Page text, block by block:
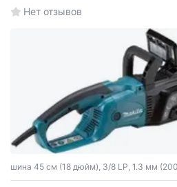
Нет отзывов
шина 45 см (18 дюйм), 3/8 LP, 1.3 мм